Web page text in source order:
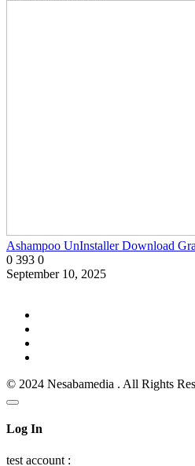
Ashampoo UnInstaller Download
0 393 0
September 10, 2025
© 2024 Nesabamedia . All Rights
Log In
test account :